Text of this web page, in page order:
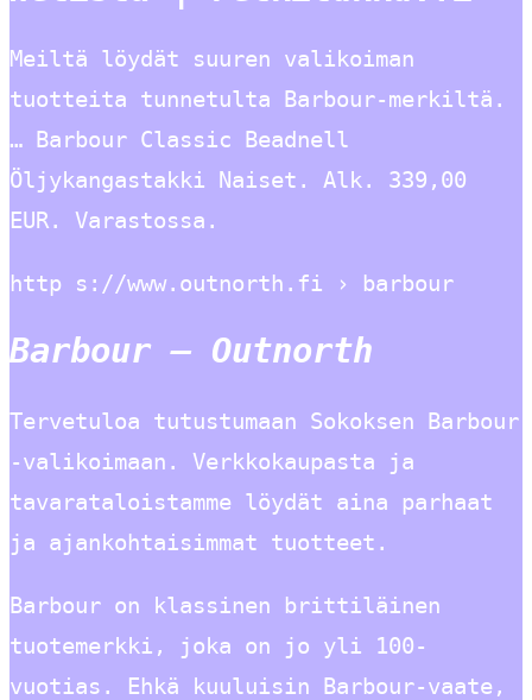
Meiltä löydät suuren valikoiman
tuotteita tunnetulta Barbour-merkiltä.
… Barbour Classic Beadnell
Öljykangastakki Naiset. Alk. 339,00
EUR. Varastossa.
http s://www.outnorth.fi › barbour
Barbour – Outnorth
Tervetuloa tutustumaan Sokoksen Barbour
-valikoimaan. Verkkokaupasta ja
tavarataloistamme löydät aina parhaat
ja ajankohtaisimmat tuotteet.
Barbour on klassinen brittiläinen
tuotemerkki, joka on jo yli 100-
vuotias. Ehkä kuuluisin Barbour-vaate,